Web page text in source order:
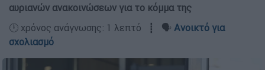
αυριανών ανακοινώσεων για το κόμμα της
🕛 χρόνος ανάγνωσης: 1 λεπτό ┋ 🗣️ Ανοικτό για
σχολιασμό